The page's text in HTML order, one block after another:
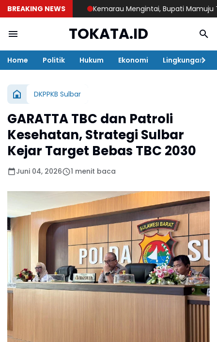
BREAKING NEWS Kemarau Mengintai, Bupati Mamuju
TOKATA.ID
Home Politik Hukum Ekonomi Lingkungan
DKPPKB Sulbar
GARATTA TBC dan Patroli
Kesehatan, Strategi Sulbar
Kejar Target Bebas TBC 2030
Juni 04, 2026 1 menit baca